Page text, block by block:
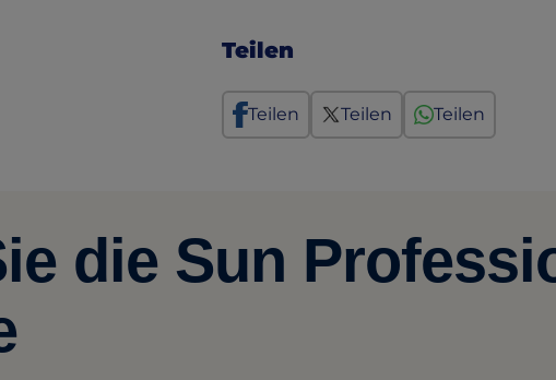
Teilen
Teilen Teilen Teilen
die Sun